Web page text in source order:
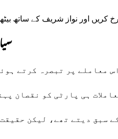
کریں اور نواز شریف کے ساتھ
معاملے پر تبصرہ کرتے
ہی پارٹی کو نقصان
سبق دیتے تھے، لیکن